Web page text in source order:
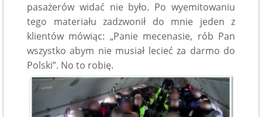
pasażerów widać nie było. Po wyemitowaniu
tego materiału zadzwonił do mnie jeden z
klientów mówiąc: „Panie mecenasie, rób Pan
wszystko abym nie musiał lecieć za darmo do
Polski”. No to robię.